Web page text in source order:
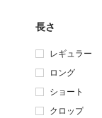
長さ
レギュラー
ロング
ショート
クロップ